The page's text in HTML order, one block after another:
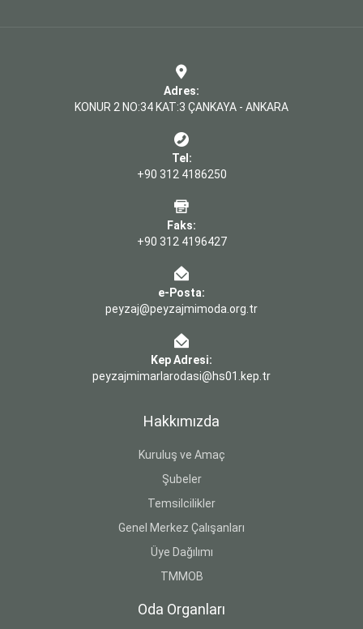
Adres:
KONUR 2 NO:34 KAT:3 ÇANKAYA - ANKARA
Tel:
+90 312 4186250
Faks:
+90 312 4196427
e-Posta:
peyzaj@peyzajmimoda.org.tr
Kep Adresi:
peyzajmimarlarodasi@hs01.kep.tr
Hakkımızda
Kuruluş ve Amaç
Şubeler
Temsilcilikler
Genel Merkez Çalışanları
Üye Dağılımı
TMMOB
Oda Organları